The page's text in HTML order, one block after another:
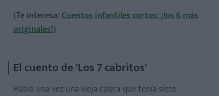
(Te interesa:Cuentos infantiles cortos: ¡los 6 más
originales!)
El cuento de 'Los 7 cabritos'
Había una vez una vieja cabra que tenía siete